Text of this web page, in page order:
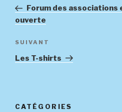
l’article
précédent
Forum des
ouverte
Article
suivant
SUIVANT
Les T-shirts
CATÉGORIES